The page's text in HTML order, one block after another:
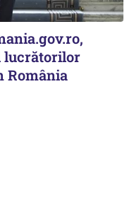
lucrătorilor
România